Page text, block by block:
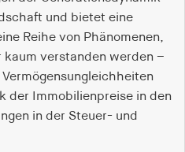
und bietet eine
Reihe von Phänomenen,
verstanden werden –
der Immobilienpreise in den
in der Steuer- und